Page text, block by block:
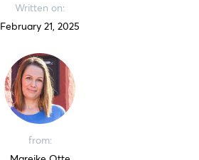
Written on:
February 21, 2025
from: